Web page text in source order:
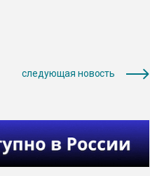
следующая новость